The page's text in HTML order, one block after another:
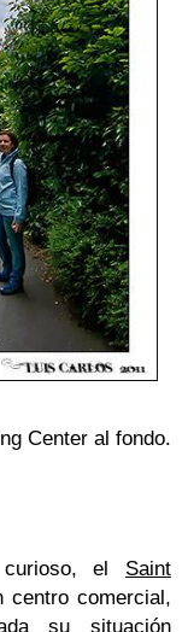
Center al fondo.
el Saint
centro comercial,
su situación